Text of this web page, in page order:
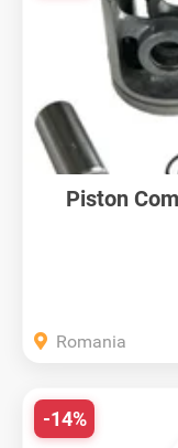
Piston
Romania
-14%